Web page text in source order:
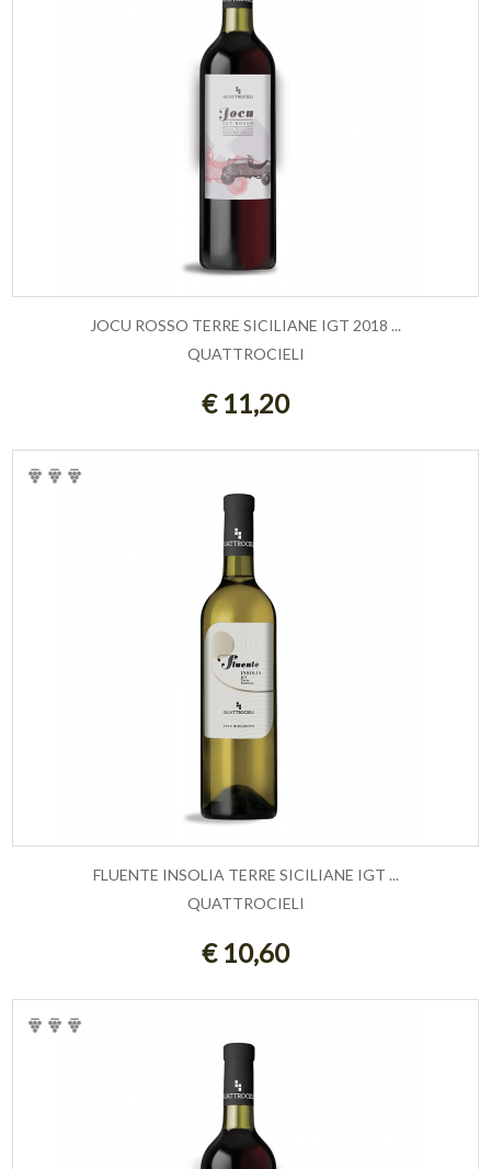
AGGIUNGI AL CARRELLO
JOCU ROSSO TERRE SICILIANE IGT 2018 ...
QUATTROCIELI
€ 11,20
AGGIUNGI AL CARRELLO
FLUENTE INSOLIA TERRE SICILIANE IGT ...
QUATTROCIELI
€ 10,60